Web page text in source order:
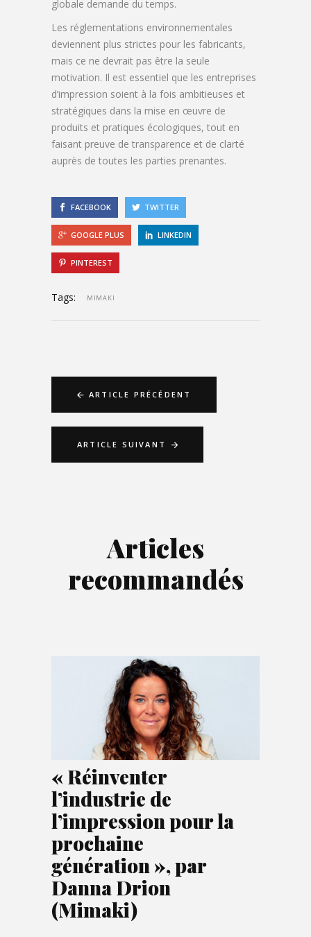
globale demande du temps.
Les réglementations environnementales
deviennent plus strictes pour les fabricants,
mais ce ne devrait pas être la seule
motivation. Il est essentiel que les entreprises
d’impression soient à la fois ambitieuses et
stratégiques dans la mise en œuvre de
produits et pratiques écologiques, tout en
faisant preuve de transparence et de clarté
auprès de toutes les parties prenantes.
FACEBOOK TWITTER
GOOGLE PLUS LINKEDIN
PINTEREST
Tags: MIMAKI
ARTICLE PRÉCÉDENT
ARTICLE SUIVANT
Articles
recommandés
« Réinventer
l’industrie de
l’impression pour la
prochaine
génération », par
Danna Drion
(Mimaki)